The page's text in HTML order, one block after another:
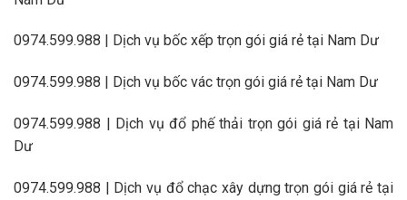
0974.599.988 | Dịch vụ bốc xếp trọn gói giá rẻ tại Nam Dư
0974.599.988 | Dịch vụ bốc vác trọn gói giá rẻ tại Nam Dư
0974.599.988 | Dịch vụ đổ phế thải trọn gói giá rẻ tại Nam
Dư
0974.599.988 | Dịch vụ đổ chạc xây dựng trọn gói giá rẻ tại